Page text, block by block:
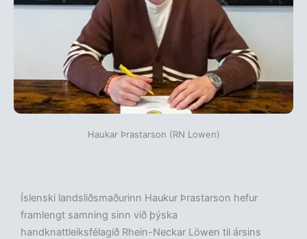
Haukar Þrastarson (RN Lowen)
Íslenski landsliðsmaðurinn Haukur Þrastarson hefur
framlengt samning sinn við þýska
handknattleiksfélagið Rhein-Neckar Löwen til ársins